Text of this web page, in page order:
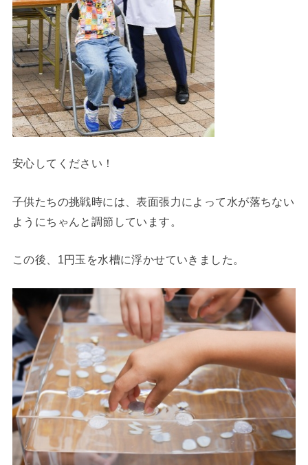
安心してください！
子供たちの挑戦時には、表面張力によって水が落ちない
ようにちゃんと調節しています。
この後、1円玉を水槽に浮かせていきました。